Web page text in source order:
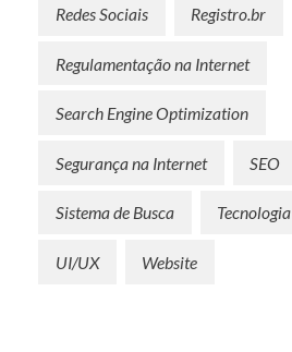
Redes Sociais Registro.br
Regulamentação na Internet
Search Engine Optimization
Segurança na Internet SEO
Sistema de Busca Tecnologia
UI/UX Website